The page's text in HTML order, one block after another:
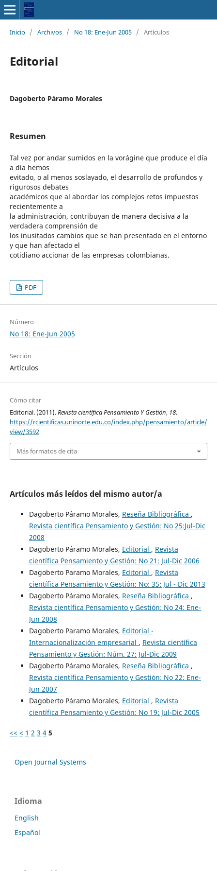
Inicio / Archivos / No 18: Ene-Jun 2005 / Artículos
Editorial
Dagoberto Páramo Morales
Resumen
Tal vez por andar sumidos en la vorágine que produce el día
a día hemos
evitado, o al menos soslayado, el desarrollo de profundos y
rigurosos debates
académicos que al abordar los complejos retos impuestos
recientemente a
la administración, contribuyan de manera decisiva a la
verdadera comprensión de
los inusitados cambios que se han presentado en el entorno
y que han afectado el
cotidiano accionar de las empresas colombianas.
PDF
Número
No 18: Ene-Jun 2005
Sección
Artículos
Cómo citar
Editorial. (2011).Revista científica Pensamiento Y Gestión, 18.
https://rcientificas.uninorte.edu.co/index.php/pensamiento/article/
view/3592
Más formatos de cita
Artículos más leídos del mismo autor/a
Dagoberto Páramo Morales, Reseña Bibliográfica ,
Revista científica Pensamiento y Gestión: No 25:Jul-Dic
2008
Dagoberto Páramo Morales, Editorial , Revista
científica Pensamiento y Gestión: No 21: Jul-Dic 2006
Dagoberto Paramo Morales, Editorial , Revista
científica Pensamiento y Gestión: No: 35: Jul - Dic 2013
Dagoberto Páramo Morales, Reseña Bibliográfica ,
Revista científica Pensamiento y Gestión: No 24: Ene-
Jun 2008
Dagoberto Paramo Morales, Editorial -
Internacionalización empresarial , Revista científica
Pensamiento y Gestión: Núm. 27: Jul-Dic 2009
Dagoberto Páramo Morales, Reseña Bibliográfica ,
Revista científica Pensamiento y Gestión: No 22: Ene-
Jun 2007
Dagoberto Páramo Morales, Editorial , Revista
científica Pensamiento y Gestión: No 19: Jul-Dic 2005
<< < 1 2 3 4 5
Open Journal Systems
Idioma
English
Español